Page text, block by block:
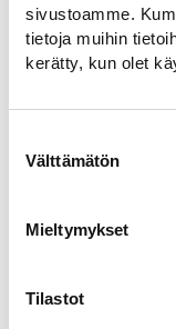
sivustoamme.
tietoja muihin
kerätty, kun olet
valinta
Välttämätön
Mieltymykset
Tilastot
Vahti, located
immediate
where you
both beer
by Vahti for
snack or a
the mood.
create